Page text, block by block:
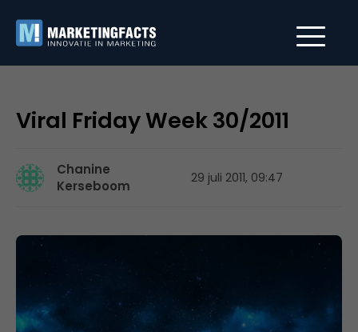
Viral Friday Week 30/2011
Chanine
Kerseboom
29 juli 2011, 09:47